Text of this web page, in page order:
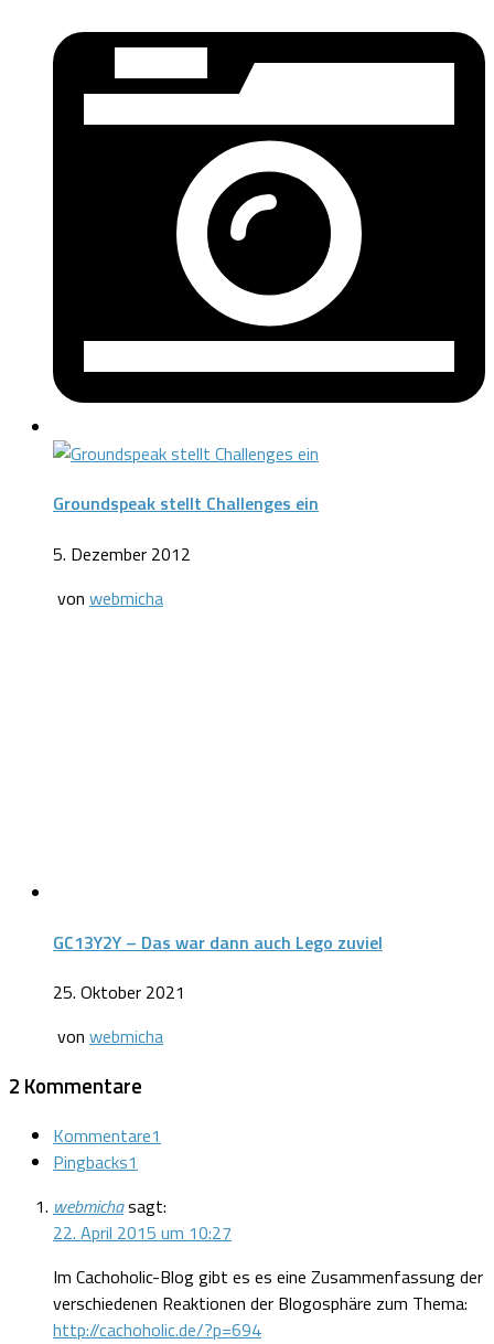
Groundspeak stellt Challenges ein
5. Dezember 2012
von webmicha
GC13Y2Y – Das war dann auch Lego zuviel
25. Oktober 2021
von webmicha
2 Kommentare
Kommentare1
Pingbacks1
webmichasagt:
22. April 2015 um 10:27
Im Cachoholic-Blog gibt es es eine Zusammenfassung der
verschiedenen Reaktionen der Blogosphäre zum Thema:
http://cachoholic.de/?p=694